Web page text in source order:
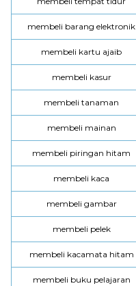
membeli barang elektronik
membeli kartu ajaib
membeli kasur
membeli tanaman
membeli mainan
membeli piringan hitam
membeli kaca
membeli gambar
membeli pelek
membeli kacamata hitam
membeli buku pelajaran